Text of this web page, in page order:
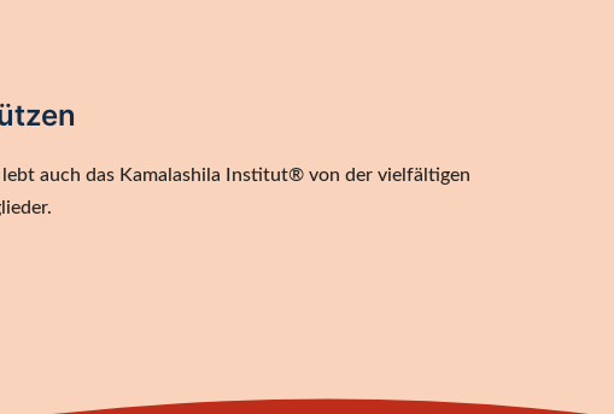
auch das Kamalashila Institut® von der vielfältigen